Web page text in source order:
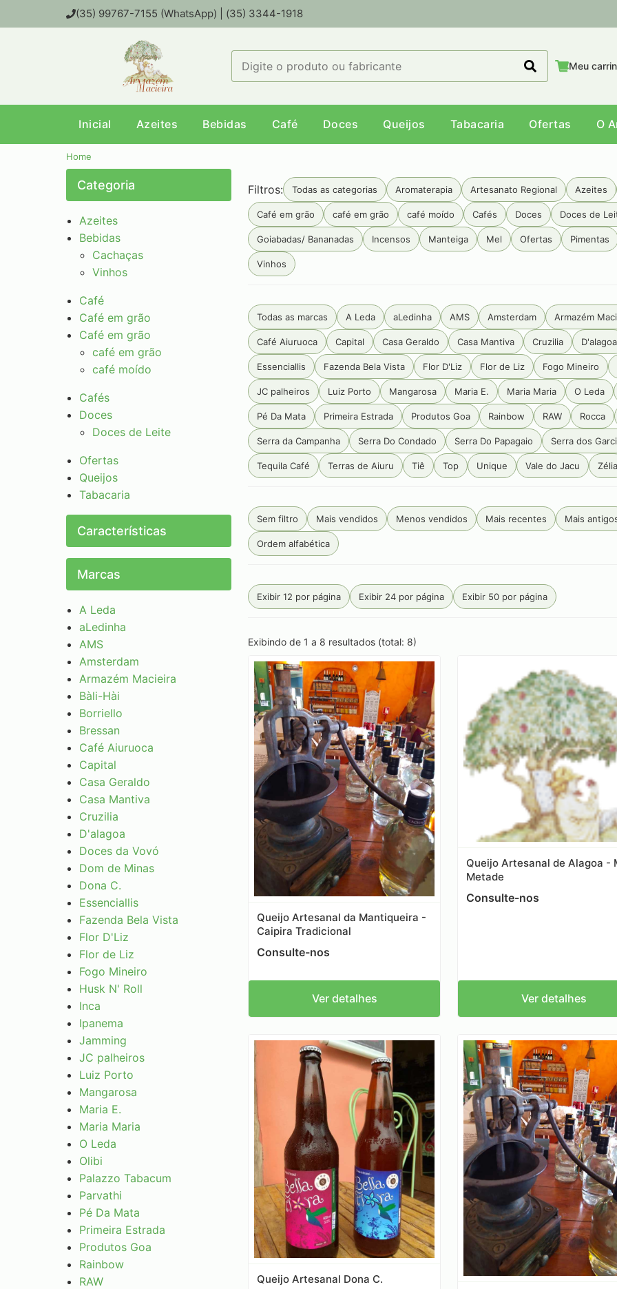
(35) 99767-7155 (WhatsApp) | (35) 3344-1918
Meu
Inicial Azeites Bebidas Café Doces Queijos Tabacaria Ofertas O
Home
Categoria
Azeites
Bebidas
Cachaças
Vinhos
Café
Café em grão
Café em grão
café em grão
café moído
Cafés
Doces
Doces de Leite
Ofertas
Queijos
Tabacaria
Características
Marcas
A Leda
aLedinha
AMS
Amsterdam
Armazém Macieira
Bàli-Hài
Borriello
Bressan
Café Aiuruoca
Capital
Casa Geraldo
Casa Mantiva
Cruzilia
D'alagoa
Doces da Vovó
Dom de Minas
Dona C.
Essenciallis
Fazenda Bela Vista
Flor D'Liz
Flor de Liz
Fogo Mineiro
Husk N' Roll
Inca
Ipanema
Jamming
JC palheiros
Luiz Porto
Mangarosa
Maria E.
Maria Maria
O Leda
Olibi
Palazzo Tabacum
Parvathi
Pé Da Mata
Primeira Estrada
Produtos Goa
Rainbow
RAW
Filtros: Todas as categorias Aromaterapia Artesanato Regional Azeites
Café em grão café em grão café moído Cafés Doces Doces de
Goiabadas/ Bananadas Incensos Manteiga Mel Ofertas Pimentas
Vinhos
Todas as marcas A Leda aLedinha AMS Amsterdam Armazém
Café Aiuruoca Capital Casa Geraldo Casa Mantiva Cruzilia D'alagoa
Essenciallis Fazenda Bela Vista Flor D'Liz Flor de Liz Fogo Mineiro
JC palheiros Luiz Porto Mangarosa Maria E. Maria Maria O Leda
Pé Da Mata Primeira Estrada Produtos Goa Rainbow RAW Rocca
Serra da Campanha Serra Do Condado Serra Do Papagaio Serra dos
Tequila Café Terras de Aiuru Tiê Top Unique Vale do Jacu Zélia
Sem filtro Mais vendidos Menos vendidos Mais recentes Mais
Ordem alfabética
Exibir 12 por página Exibir 24 por página Exibir 50 por página
Exibindo de 1 a 8 resultados (total: 8)
Queijo Artesanal da Mantiqueira -
Caipira Tradicional
Consulte-nos
Ver detalhes
Queijo Artesanal de Alagoa -
Metade
Consulte-nos
Ver detalhes
Queijo Artesanal Dona C.